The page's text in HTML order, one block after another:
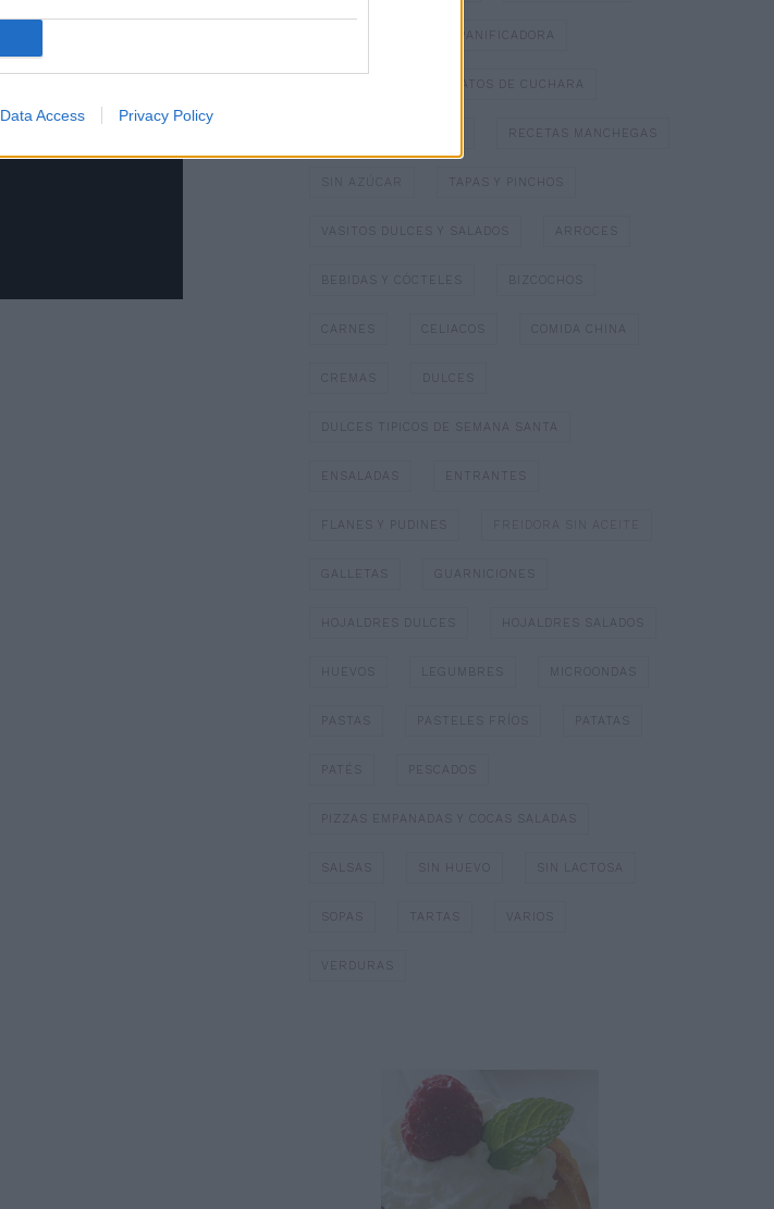
Data Access Privacy Policy
PANIFICADORA
PLATOS DE CUCHARA
RECETAS MANCHEGAS
SIN AZÚCAR TAPAS Y PINCHOS
VASITOS DULCES Y SALADOS ARROCES
BEBIDAS Y CÓCTELES BIZCOCHOS
CARNES CELIACOS COMIDA CHINA
CREMAS
DULCES TIPICOS DE SEMANA SANTA
ENSALADAS ENTRANTES
FLANES Y PUDINES FREIDORA SIN ACEITE
GALLETAS GUARNICIONES
HOJALDRES DULCES HOJALDRES SALADOS
HUEVOS LEGUMBRES MICROONDAS
PASTAS PASTELES FRÍOS PATATAS
PATÉS PESCADOS
PIZZAS EMPANADAS Y COCAS SALADAS
SALSAS SIN HUEVO SIN LACTOSA
SOPAS TARTAS VARIOS
VERDURAS